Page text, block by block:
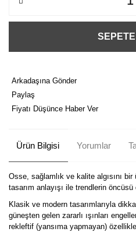
Arkadaşına Gönder
Paylaş
Fiyatı Düşünce Haber Ver
Ürün Bilgisi Yorumlar
Osse, sağlamlık ve kalite algısını
tasarım anlayışı ile trendlerin öncüsü
Klasik ve modern tasarımlarıyla
güneşten gelen zararlı ışınları
rekleftif (yansıma yapmayan)